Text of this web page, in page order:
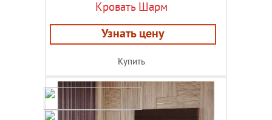
Кровать Шарм
Узнать цену
Купить